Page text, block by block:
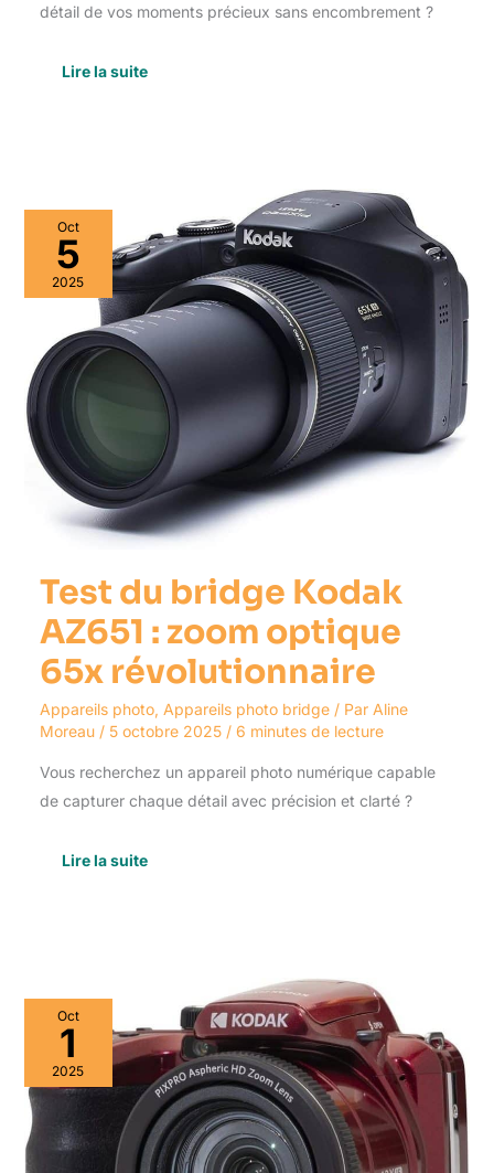
détail de vos moments précieux sans encombrement ?
Lire la suite
Oct
5
2025
Test du bridge Kodak
AZ651 : zoom optique
65x révolutionnaire
Appareils photo, Appareils photo bridge/ Par Aline
Moreau / 5 octobre 2025 / 6 minutes de lecture
Vous recherchez un appareil photo numérique capable
de capturer chaque détail avec précision et clarté ?
Test
du
bridge
Kodak
AZ651
zoom
optique
65x
révolutionnaire
Lire la suite
Oct
1
2025
Test
du
Pixpro
AZ425
zoom
puissant